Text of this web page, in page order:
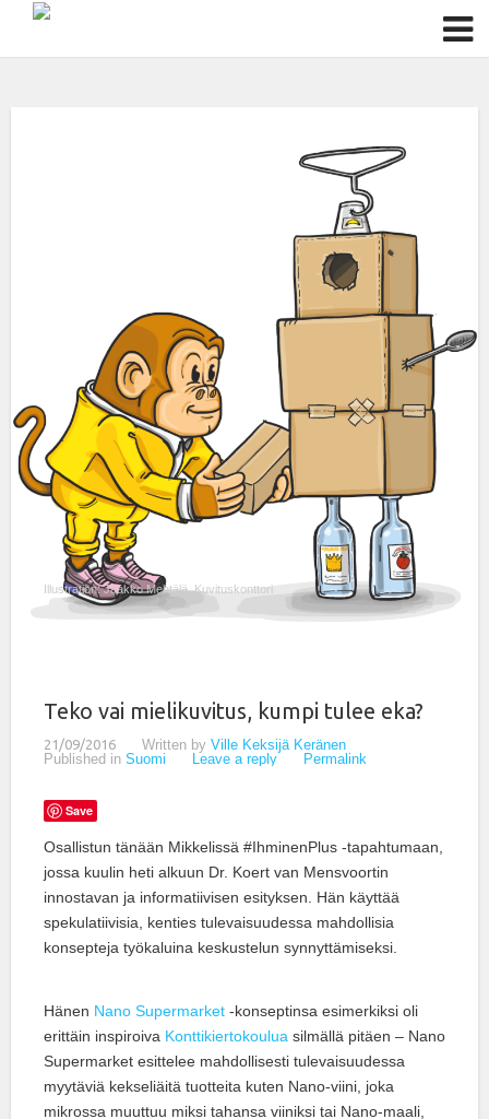
Illustration: Jaakko Mehtälä, Kuvituskonttori
Teko vai mielikuvitus, kumpi tulee eka?
21/09/2016 Written by Ville Keksijä Keränen
Published in Suomi Leave a reply Permalink
Save
Osallistun tänään Mikkelissä #IhminenPlus -tapahtumaan,
jossa kuulin heti alkuun Dr. Koert van Mensvoortin
innostavan ja informatiivisen esityksen. Hän käyttää
spekulatiivisia, kenties tulevaisuudessa mahdollisia
konsepteja työkaluina keskustelun synnyttämiseksi.
Hänen Nano Supermarket -konseptinsa esimerkiksi oli
erittäin inspiroiva Konttikiertokoulua silmällä pitäen – Nano
Supermarket esittelee mahdollisesti tulevaisuudessa
myytäviä kekseliäitä tuotteita kuten Nano-viini, joka
mikrossa muuttuu miksi tahansa viiniksi tai Nano-maali,